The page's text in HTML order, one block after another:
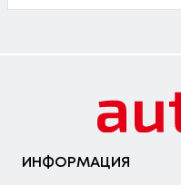
ИНФОРМАЦИЯ